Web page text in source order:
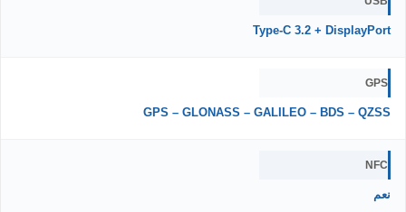
Type-C 3.2 + DisplayPort
GPS
GPS – GLONASS – GALILEO – BDS – QZSS
NFC
نعم